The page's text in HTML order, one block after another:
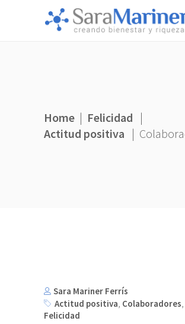
Home | Felicidad |
Actitud positiva |
Sara Mariner Ferrís
Actitud positiva, Colaboradores,
Felicidad